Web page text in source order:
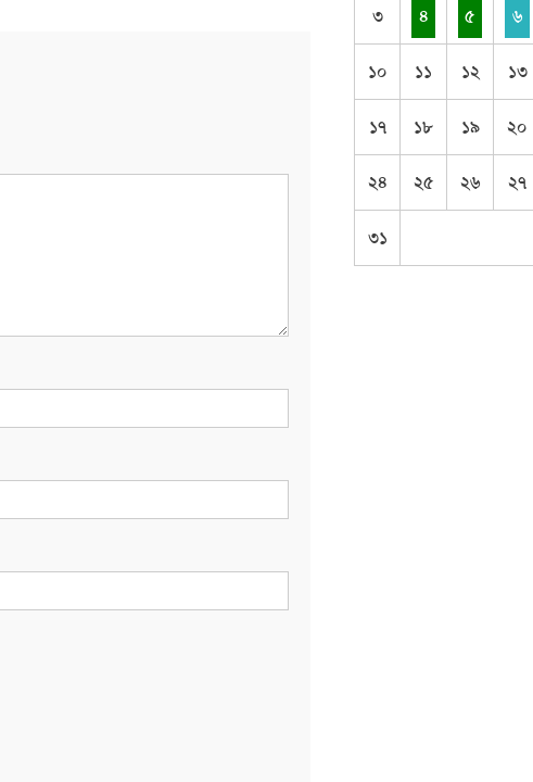
৩ ৪ ৫ ৬
১০ ১১ ১২ ১৩
১৭ ১৮ ১৯ ২০
২৪ ২৫ ২৬ ২৭
৩১